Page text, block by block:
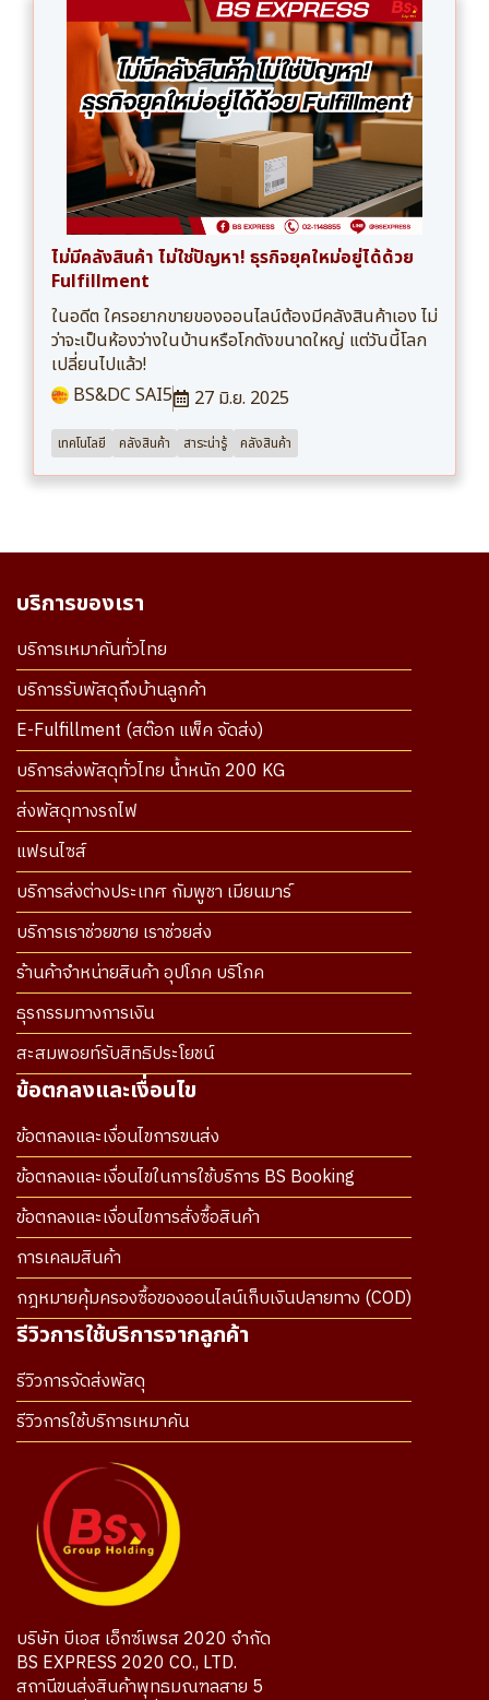
ไม่มีคลังสินค้า ไม่ใช่ปัญหา! ธุรกิจยุคใหม่อยู่ได้ด้วย
Fulfillment
ในอดีต ใครอยากขายของออนไลน์ต้องมีคลังสินค้าเอง ไม่
ว่าจะเป็นห้องว่างในบ้านหรือโกดังขนาดใหญ่ แต่วันนี้โลก
เปลี่ยนไปแล้ว!
BS&DC SAI5
27 มิ.ย. 2025
เทคโนโลยี คลังสินค้า สาระน่ารู้ คลังสินค้า
บริการของเรา
บริการเหมาคันทั่วไทย
บริการรับพัสดุถึงบ้านลูกค้า
E-Fulfillment (สต๊อก แพ็ค จัดส่ง)
บริการส่งพัสดุทั่วไทย น้ำหนัก 200 KG
ส่งพัสดุทางรถไฟ
แฟรนไซส์
บริการส่งต่างประเทศ กัมพูชา เมียนมาร์
บริการเราช่วยขาย เราช่วยส่ง
ร้านค้าจำหน่ายสินค้า อุปโภค บริโภค
ธุรกรรมทางการเงิน
สะสมพอยท์รับสิทธิประโยชน์
ข้อตกลงและเงื่อนไข
ข้อตกลงและเงื่อนไขการขนส่ง
ข้อตกลงและเงื่อนไขในการใช้บริการ BS Booking
ข้อตกลงและเงื่อนไขการสั่งซื้อสินค้า
การเคลมสินค้า
กฎหมายคุ้มครองซื้อของออนไลน์เก็บเงินปลายทาง (COD)
รีวิวการใช้บริการจากลูกค้า
รีวิวการจัดส่งพัสดุ
รีวิวการใช้บริการเหมาคัน
บริษัท บีเอส เอ็กซ์เพรส 2020 จำกัด
BS EXPRESS 2020 CO., LTD.
สถานีขนส่งสินค้าพุทธมณฑลสาย 5